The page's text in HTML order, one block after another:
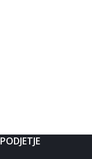
PODJETJE